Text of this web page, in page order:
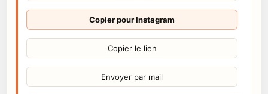
Copier pour Instagram
Copier le lien
Envoyer par mail